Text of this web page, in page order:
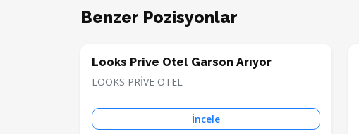
Benzer Pozisyonlar
Looks Prive Otel Garson Arıyor
LOOKS PRİVE OTEL
İncele